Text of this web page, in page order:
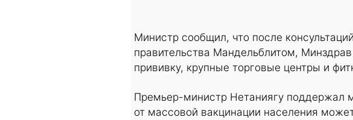
Министр сообщил, что после
правительства Мандельблитом,
прививку, крупные торговые центры и
Премьер-министр Нетаниягу поддержал
от массовой вакцинации населения